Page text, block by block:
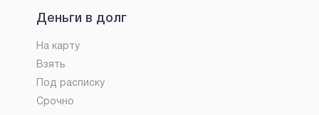
Деньги в долг
На карту
Взять
Под расписку
Срочно